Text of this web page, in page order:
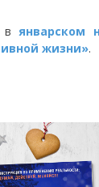
вянварском
жизни».